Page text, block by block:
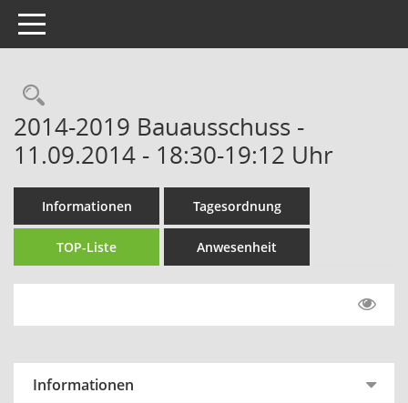
Toggle navigation
Rechercheauswahl
2014-2019 Bauausschuss -
11.09.2014 - 18:30-19:12 Uhr
Informationen Tagesordnung
TOP-Liste Anwesenheit
Informationen